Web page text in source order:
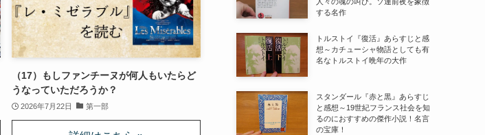
（17）もしファンチーヌが何人もいたらど
うなっていただろうか？
2026年7月22日 第一部
する名作
トルストイ『復活』あらすじと感
想～カチューシャ物語としても有
名なトルストイ晩年の大作
スタンダール『赤と黒』あらすじ
と感想～19世紀フランス社会を知
るのにおすすめの傑作小説！名言
の宝庫！